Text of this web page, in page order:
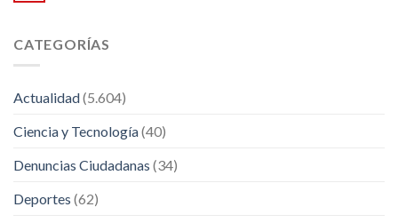
CATEGORÍAS
Actualidad(5.604)
Ciencia y Tecnología(40)
Denuncias Ciudadanas (34)
Deportes (62)